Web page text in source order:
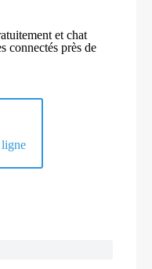
et chat
connectés près de